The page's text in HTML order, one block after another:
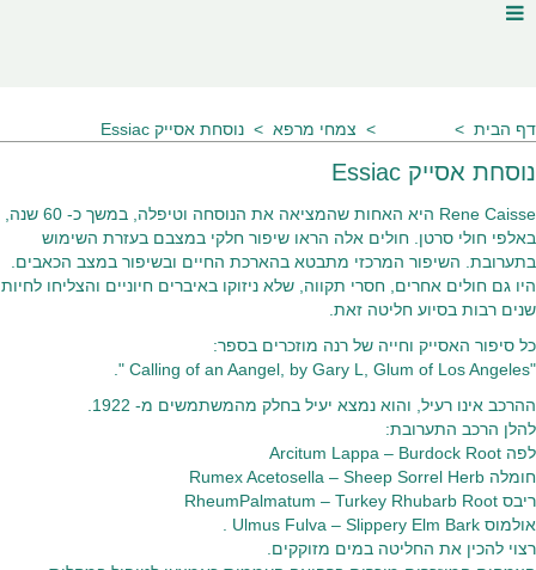
דף הבית צמחי מרפא נוסחת אסייק Essiac
נוסחת אסייק Essiac
Rene Caisse היא האחות שהמציאה את הנוסחה וטיפלה, במשך כ- 60 שנה,
באלפי חולי סרטן. חולים אלה הראו שיפור חלקי במצבם בעזרת השימוש
בתערובת. השיפור המרכזי מתבטא בהארכת החיים ובשיפור במצב הכאבים.
היו גם חולים אחרים, חסרי תקווה, שלא ניזוקו באיברים חיוניים והצליחו לחיות
שנים רבות בסיוע חליטה זאת.
כל סיפור האסייק וחייה של רנה מוזכרים בספר:
"Calling of an Aangel, by Gary L, Glum of Los Angeles ".
ההרכב אינו רעיל, והוא נמצא יעיל בחלק מהמשתמשים מ- 1922.
להלן הרכב התערובת:
לפה Arcitum Lappa – Burdock Root
חומלה Rumex Acetosella – Sheep Sorrel Herb
ריבס RheumPalmatum – Turkey Rhubarb Root
אולמוס Ulmus Fulva – Slippery Elm Bark .
רצוי להכין את החליטה במים מזוקקים.